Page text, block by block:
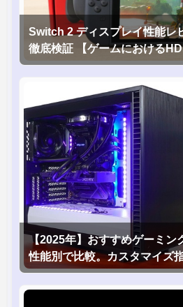
Switch 2 ディスプレイ性能レ
徹底検証 【ゲームにおける
1台！】
【2025年】おすすめゲーミン
性能別で比較。カスタマイズ